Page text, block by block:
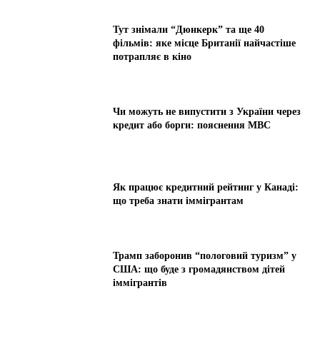
Тут знімали “Дюнкерк” та ще 40
фільмів: яке місце Британії найчастіше
потрапляє в кіно
Чи можуть не випустити з України через
кредит або борги: пояснення МВС
Як працює кредитний рейтинг у Канаді:
що треба знати іммігрантам
Трамп заборонив “пологовий туризм” у
США: що буде з громадянством дітей
іммігрантів